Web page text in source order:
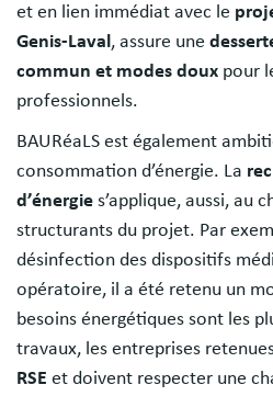
et en lien immédiat avec le
Genis-Laval , assure une
commun et modes doux pour
professionnels.
BAURéaLS est également
consommation d’énergie. La
d’énergie s’applique, aussi, au
structurants du projet. Par
désinfection des dispositifs
opératoire, il a été retenu un
besoins énergétiques sont les
travaux, les entreprises
RSE et doivent respecter une